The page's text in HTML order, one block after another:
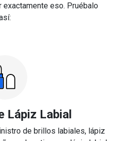
eso. Pruébalo
Lápiz Labial
de brillos labiales, lápiz